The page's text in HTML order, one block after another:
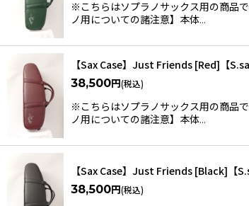
※こちらはソプラノサックス用の商品
ノ用についての諸注意】本体…
【Sax Case】Just Friends [Red]【
38,500円(税込)
※こちらはソプラノサックス用の商品
ノ用についての諸注意】本体…
【Sax Case】Just Friends [Black]【
38,500円(税込)